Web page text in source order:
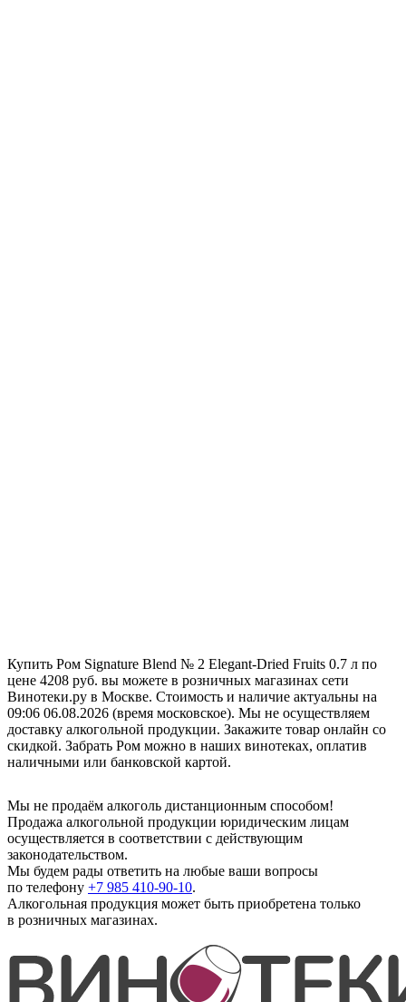
Купить Ром Signature Blend № 2 Elegant-Dried Fruits 0.7 л по
цене 4208 руб. вы можете в розничных магазинах сети
Винотеки.ру в Москве. Стоимость и наличие актуальны на
09:06 06.08.2026 (время московское). Мы не осуществляем
доставку алкогольной продукции. Закажите товар онлайн со
скидкой. Забрать Ром можно в наших винотеках, оплатив
наличными или банковской картой.
Мы не продаём алкоголь дистанционным способом!
Продажа алкогольной продукции юридическим лицам
осуществляется в соответствии с действующим
законодательством.
Мы будем рады ответить на любые ваши вопросы
по телефону +7 985 410-90-10.
Алкогольная продукция может быть приобретена только
в розничных магазинах.